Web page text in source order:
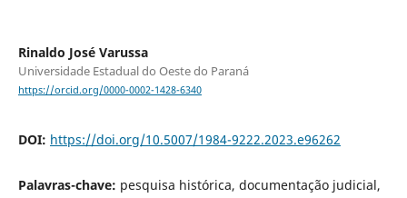
Rinaldo José Varussa
Universidade Estadual do Oeste do Paraná
https://orcid.org/0000-0002-1428-6340
DOI: https://doi.org/10.5007/1984-9222.2023.e96262
Palavras-chave: pesquisa histórica, documentação judicial,